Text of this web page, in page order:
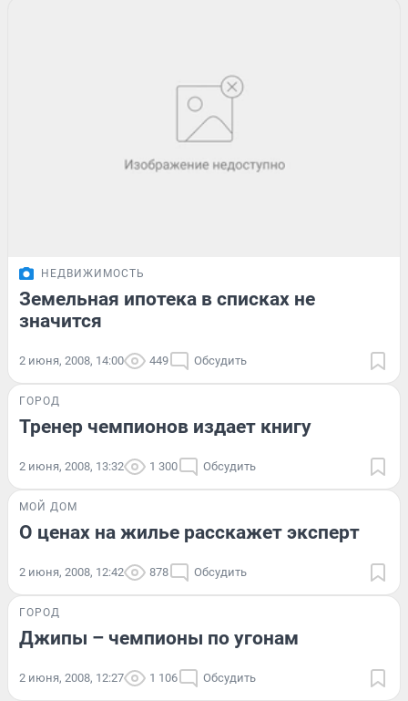
НЕДВИЖИМОСТЬ
Земельная ипотека в списках не
значится
2 июня, 2008, 14:00 449 Обсудить
ГОРОД
Тренер чемпионов издает книгу
2 июня, 2008, 13:32 1 300 Обсудить
МОЙ ДОМ
О ценах на жилье расскажет эксперт
2 июня, 2008, 12:42 878 Обсудить
ГОРОД
Джипы – чемпионы по угонам
2 июня, 2008, 12:27 1 106 Обсудить